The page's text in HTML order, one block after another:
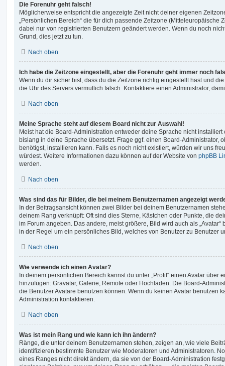
Die Forenuhr geht falsch!
Möglicherweise entspricht die angezeigte Zeit nicht deiner eigenen
„Persönlichen Bereich“ die für dich passende Zeitzone (Mitteleuropäische
dabei nur von registrierten Benutzern geändert werden. Wenn du noch
Grund, dies jetzt zu tun.
Nach oben
Ich habe die Zeitzone eingestellt, aber die Forenuhr geht immer noch
Wenn du dir sicher bist, dass du die Zeitzone richtig eingestellt hast und
die Uhr des Servers vermutlich falsch. Kontaktiere einen Administrator,
Nach oben
Meine Sprache steht auf diesem Board nicht zur Auswahl!
Meist hat die Board-Administration entweder deine Sprache nicht
bislang in deine Sprache übersetzt. Frage ggf. einen Board-Administrator,
benötigst, installieren kann. Falls es noch nicht existiert, würden wir uns
würdest. Weitere Informationen dazu können auf der Website von phpBB
werden.
Nach oben
Was sind das für Bilder, die bei meinem Benutzernamen angezeigt
In der Beitragsansicht können zwei Bilder bei deinem Benutzernamen
deinem Rang verknüpft: Oft sind dies Sterne, Kästchen oder Punkte, die
im Forum angeben. Das andere, meist größere, Bild wird auch als
in der Regel um ein persönliches Bild, welches von Benutzer zu Benutzer
Nach oben
Wie verwende ich einen Avatar?
In deinem persönlichen Bereich kannst du unter „Profil“ einen Avatar über
hinzufügen: Gravatar, Galerie, Remote oder Hochladen. Die Board-
die Benutzer Avatare benutzen können. Wenn du keinen Avatar benutzen
Administration kontaktieren.
Nach oben
Was ist mein Rang und wie kann ich ihn ändern?
Ränge, die unter deinem Benutzernamen stehen, zeigen an, wie viele
identifizieren bestimmte Benutzer wie Moderatoren und Administratoren.
eines Ranges nicht direkt ändern, da sie von der Board-Administration